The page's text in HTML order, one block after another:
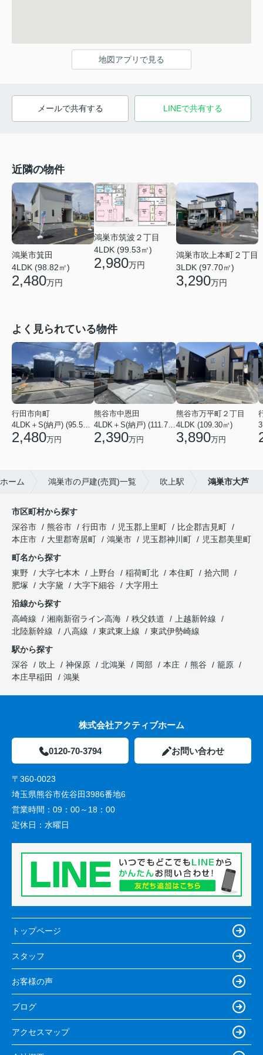
地図アプリで見る
メールで共有する LINEで共有する
近隣の物件
鴻巣市箕田
4LDK (98.82㎡)
2,480万円
鴻巣市筑波２丁目
4LDK (99.53㎡)
2,980万円
鴻巣市吹上本町２丁目
3LDK (97.70㎡)
3,290万円
よく見られている物件
行田市向町
4LDK＋S(納戸) (95.58㎡)
2,480万円
熊谷市中恩田
4LDK＋S(納戸) (111.78㎡)
2,390万円
熊谷市万平町２丁目
4LDK (109.30㎡)
3,890万円
ーム 鴻巣市の戸建(売買)一覧 吹上駅 鴻巣市大芦
市区町村から探す
深谷市
熊谷市 行田市 児玉郡上里町
比企郡吉見町
本庄市
大里郡寄居町 鴻巣市 児玉郡神川町
児玉郡美里町
町名から探す
東野
大字七本木 上野台 稲荷町北 本住町
拾六間
肥塚
大字黛 大字下細谷
大字用土
沿線から探す
高崎線
湘南新宿ライン高海 秩父鉄道
上越新幹線
北陸新幹線
八高線 東武東上線
東武伊勢崎線
駅から探す
深谷
吹上 神保原 北鴻巣 岡部 本庄 熊谷
籠原
本庄早稲田
鴻巣
株式会社アクティブホーム
0120-70-3794 お問い合わせ
〒360-0023
埼玉県熊谷市佐谷田3986番地6
営業時間： 09：00～18：00
定休日： 水曜日
トップページ
スタッフ
お客様の声
ブログ
アクセスマップ